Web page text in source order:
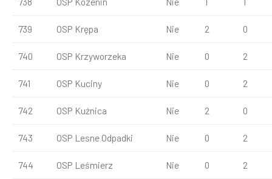
739 OSP Krępa Nie 2 0
740 OSP Krzyworzeka Nie 0 2
741 OSP Kuciny Nie 0 2
742 OSP Kuźnica Nie 2 0
743 OSP Lesne Odpadki Nie 0 2
744 OSP Leśmierz Nie 0 2